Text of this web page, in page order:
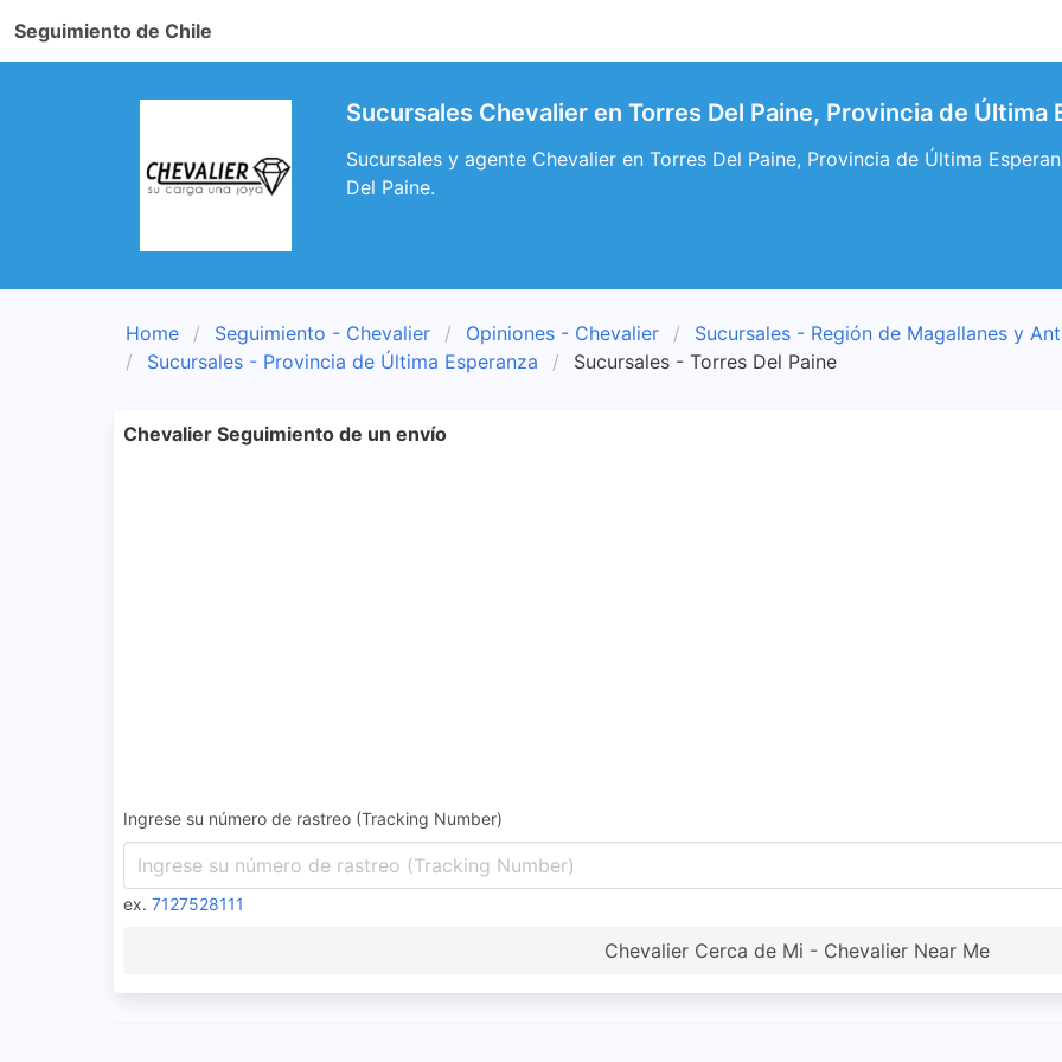
Seguimiento de Chile
Sucursales Chevalier en Torres Del Paine, Provincia de Última
Sucursales y agente Chevalier en Torres Del Paine, Provincia de Última
Del Paine.
Home Seguimiento - Chevalier Opiniones - Chevalier
Sucursales - Región de Magallanes y
Sucursales - Provincia de Última Esperanza
Sucursales - Torres Del Paine
Chevalier Seguimiento de un envío
Ingrese su número de rastreo (Tracking Number)
ex. 7127528111
Chevalier Cerca de Mi - Chevalier Near Me